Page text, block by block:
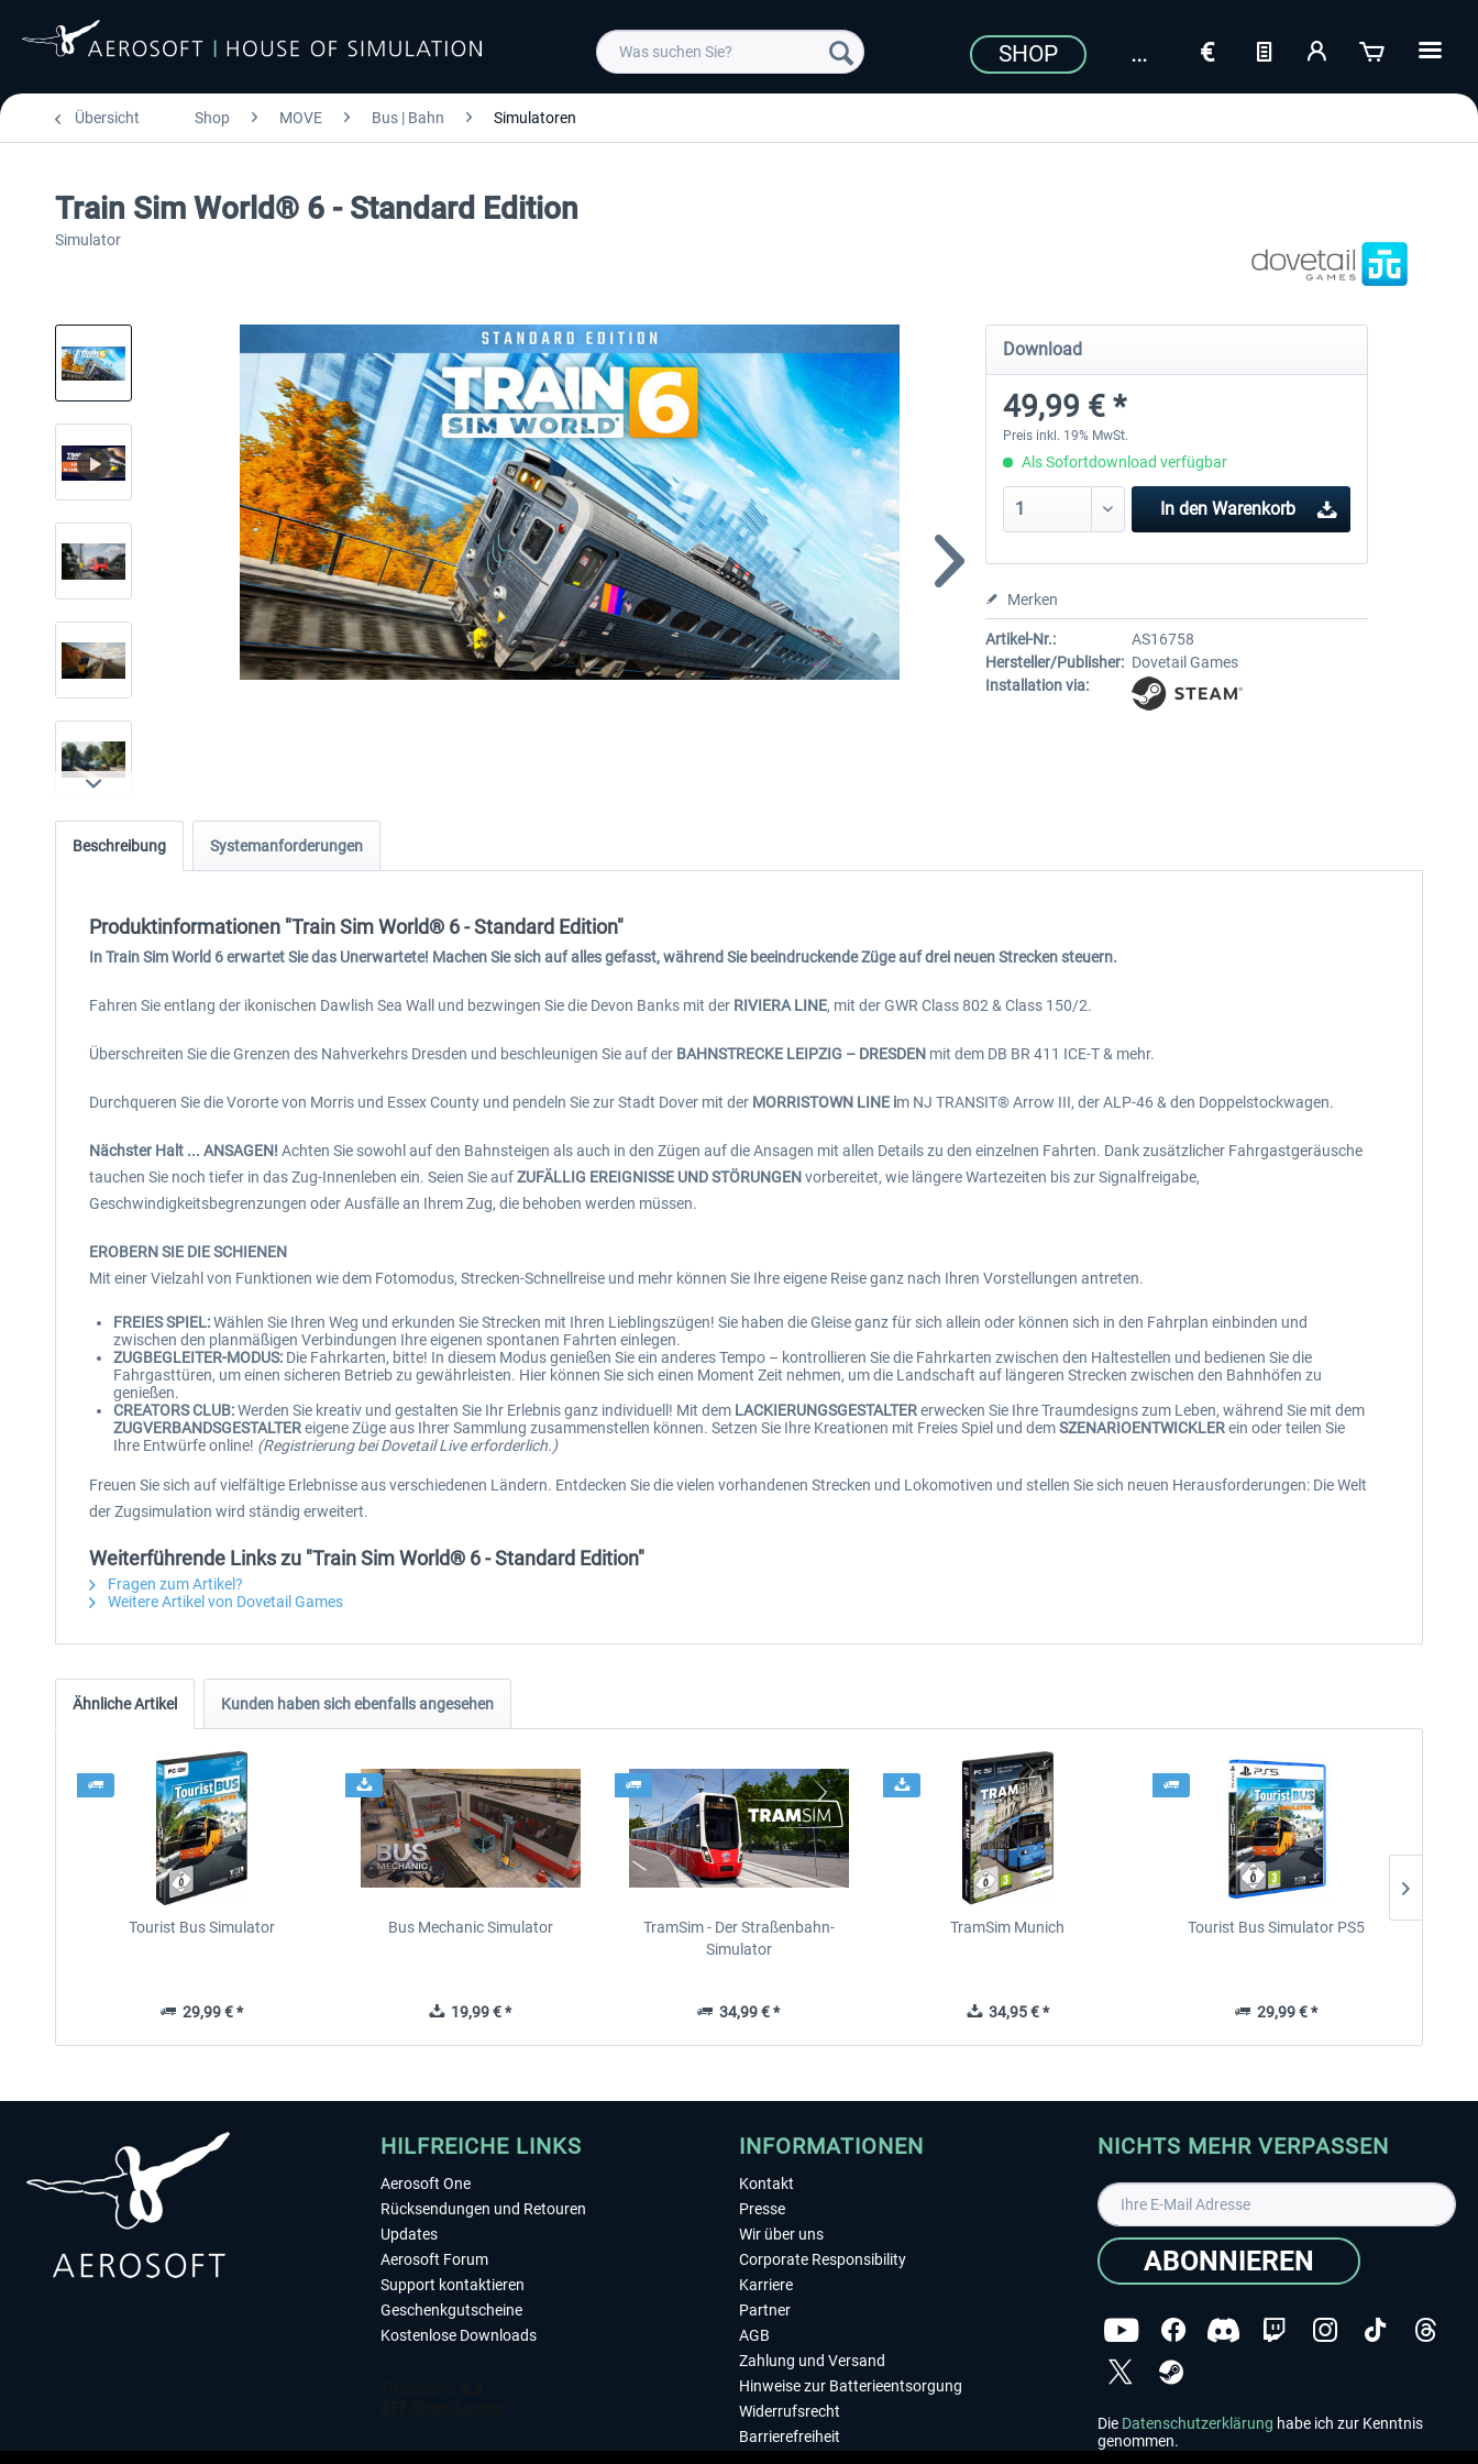
SHOP
Übersicht Shop MOVE Bus | Bahn Simulatoren
Train Sim World® 6 - Standard Edition
Simulator
Download
49,99 € *
Preis inkl. 19% MwSt.
Als Sofortdownload verfügbar
In den Warenkorb
Merken
Artikel-Nr.:
AS16758
Hersteller/Publisher: Dovetail Games
Installation via:
Beschreibung Systemanforderungen
Produktinformationen "Train Sim World® 6 - Standard Edition"
In Train Sim World 6 erwartet Sie das Unerwartete! Machen Sie sich auf alles gefasst, während Sie beeindruckende Züge auf drei neuen Strecken steuern.
Fahren Sie entlang der ikonischen Dawlish Sea Wall und bezwingen Sie die Devon Banks mit der RIVIERA LINE, mit der GWR Class 802 & Class 150/2.
Überschreiten Sie die Grenzen des Nahverkehrs Dresden und beschleunigen Sie auf der BAHNSTRECKE LEIPZIG – DRESDEN mit dem DB BR 411 ICE-T & mehr.
Durchqueren Sie die Vororte von Morris und Essex County und pendeln Sie zur Stadt Dover mit der MORRISTOWN LINE im NJ TRANSIT® Arrow III, der ALP-46 & den Doppelstockwagen.
Nächster Halt ... ANSAGEN! Achten Sie sowohl auf den Bahnsteigen als auch in den Zügen auf die Ansagen mit allen Details zu den einzelnen Fahrten. Dank zusätzlicher Fahrgastgeräusche
tauchen Sie noch tiefer in das Zug-Innenleben ein. Seien Sie aufZUFÄLLIG EREIGNISSE UND STÖRUNGENvorbereitet, wie längere Wartezeiten bis zur Signalfreigabe,
Geschwindigkeitsbegrenzungen oder Ausfälle an Ihrem Zug, die behoben werden müssen.
EROBERN SIE DIE SCHIENEN
Mit einer Vielzahl von Funktionen wie dem Fotomodus, Strecken-Schnellreise und mehr können Sie Ihre eigene Reise ganz nach Ihren Vorstellungen antreten.
FREIES SPIEL:Wählen Sie Ihren Weg und erkunden Sie Strecken mit Ihren Lieblingszügen! Sie haben die Gleise ganz für sich allein oder können sich in den Fahrplan einbinden und
zwischen den planmäßigen Verbindungen Ihre eigenen spontanen Fahrten einlegen.
ZUGBEGLEITER-MODUS: Die Fahrkarten, bitte! In diesem Modus genießen Sie ein anderes Tempo – kontrollieren Sie die Fahrkarten zwischen den Haltestellen und bedienen Sie die
Fahrgasttüren, um einen sicheren Betrieb zu gewährleisten. Hier können Sie sich einen Moment Zeit nehmen, um die Landschaft auf längeren Strecken zwischen den Bahnhöfen zu
genießen.
CREATORS CLUB:Werden Sie kreativ und gestalten Sie Ihr Erlebnis ganz individuell! Mit dem LACKIERUNGSGESTALTERerwecken Sie Ihre Traumdesigns zum Leben, während Sie mit dem
ZUGVERBANDSGESTALTEReigene Züge aus Ihrer Sammlung zusammenstellen können. Setzen Sie Ihre Kreationen mit Freies Spiel und demSZENARIOENTWICKLERein oder teilen Sie
Ihre Entwürfe online! (Registrierung bei Dovetail Live erforderlich.)
Freuen Sie sich auf vielfältige Erlebnisse aus verschiedenen Ländern. Entdecken Sie die vielen vorhandenen Strecken und Lokomotiven und stellen Sie sich neuen Herausforderungen: Die Welt
der Zugsimulation wird ständig erweitert.
Weiterführende Links zu "Train Sim World® 6 - Standard Edition"
Fragen zum Artikel?
Weitere Artikel von Dovetail Games
Ähnliche Artikel Kunden haben sich ebenfalls angesehen
Tourist Bus Simulator
29,99 € *
Bus Mechanic Simulator
19,99 € *
TramSim - Der Straßenbahn-
Simulator
34,99 € *
TramSim Munich
34,95 € *
Tourist Bus Simulator PS5
29,99 € *
HILFREICHE LINKS
Aerosoft One
Rücksendungen und Retouren
Updates
Aerosoft Forum
Support kontaktieren
Geschenkgutscheine
Kostenlose Downloads
INFORMATIONEN
Kontakt
Presse
Wir über uns
Corporate Responsibility
Karriere
Partner
AGB
Zahlung und Versand
Hinweise zur Batterieentsorgung
Widerrufsrecht
Barrierefreiheit
NICHTS MEHR VERPASSEN
ABONNIEREN
Die Datenschutzerklärung habe ich zur Kenntnis
genommen.